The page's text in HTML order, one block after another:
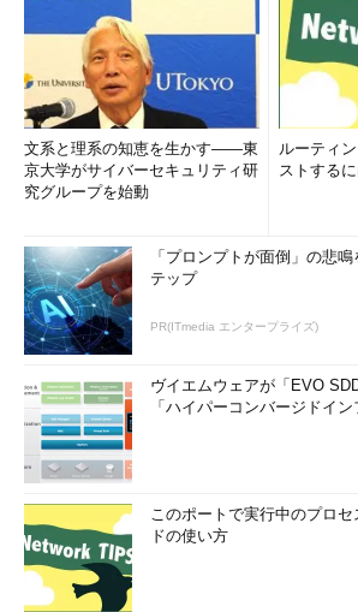
3．客観性
「客観性」は、これまでに行ってきた対
とです。リスクの変化に合わせて対策状況
切なセキュリティ対策を維持することはで
策を見直す時には「現在の対策は本当に適
問を持つことが大切です。「過去に決めた
だ」という前提に立つと、適切な見直しは
特に注意すべきは、情報セキュリティ対策
れていないかどうかを見直すことです。情
は、「重要なデータを金庫に保管し、誰に
活用できるようにすること」が主目的です
保管したままで良い情報というのは、実は
い可能性があります。逆に重要な情報ほど
す。現在の状況が、情報セキュリティの本
しているかどうかを客観的に分析し直す機
ょう。そして、有効な対策は継続し、そう
り、取りやめたりします。
文系と理系の知恵を生かす――東
京大学がサイバーセキュリティ研
究グループを始動
ルーティ
ストする
「プロンプトが面倒」の悲
テップ
PR(ITmedia エンタープライズ)
ヴイエムウェアが「EVO
「ハイパーコンバージドイ
このポートで実行中のプロ
ドの使い方